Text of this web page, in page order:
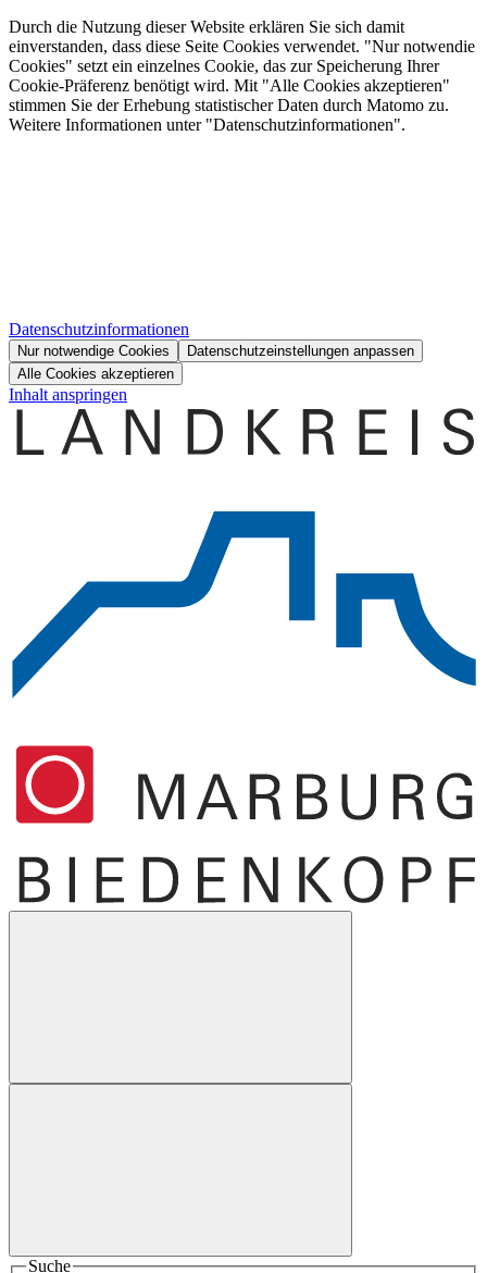
Durch die Nutzung dieser Website erklären Sie sich damit
einverstanden, dass diese Seite Cookies verwendet. "Nur notwendie
Cookies" setzt ein einzelnes Cookie, das zur Speicherung Ihrer
Cookie-Präferenz benötigt wird. Mit "Alle Cookies akzeptieren"
stimmen Sie der Erhebung statistischer Daten durch Matomo zu.
Weitere Informationen unter "Datenschutzinformationen".
Datenschutzinformationen
Nur notwendige Cookies
Datenschutzeinstellungen anpassen
Alle Cookies akzeptieren
Inhalt anspringen
Suche